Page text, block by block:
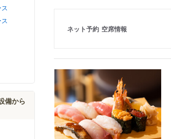
備から
ネット予約 空席情報